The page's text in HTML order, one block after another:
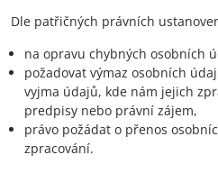
Dle patřičných právních
na opravu chybných osobních
požadovat výmaz osobních
vyjma údajů, kde nám jejich
predpisy nebo právní zájem,
právo požádat o přenos
zpracování.